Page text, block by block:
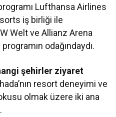
Lufthansa Airlines
iş birliği ile
Welt ve Allianz Arena
odağındaydı.
şehirler ziyaret
resort deneyimi ve
olmak üzere iki ana